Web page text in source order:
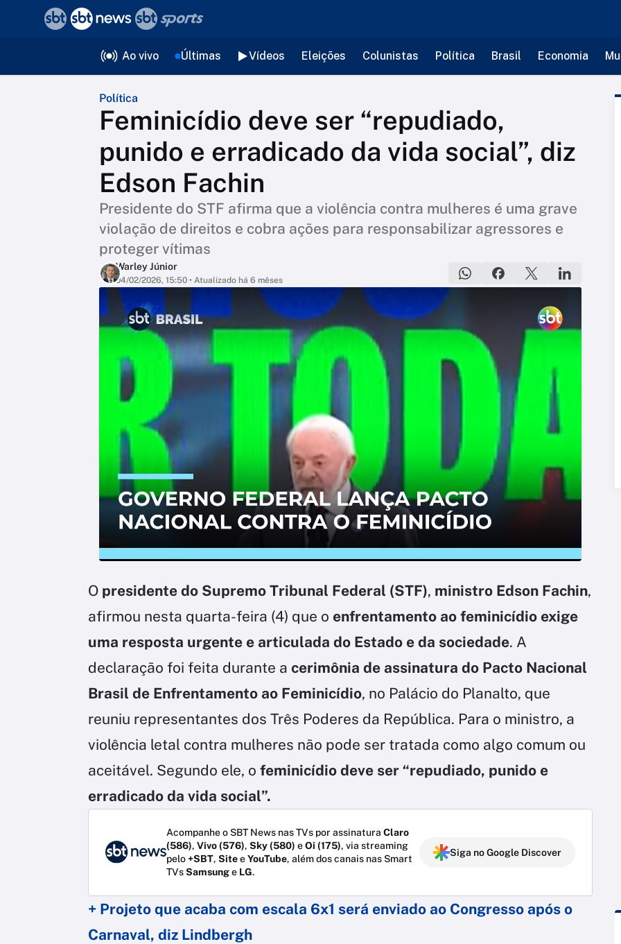
Ao vivo Últimas Vídeos Eleições Colunistas Política Brasil Economia
Política
Feminicídio deve ser “repudiado,
punido e erradicado da vida social”, diz
Edson Fachin
Presidente do STF afirma que a violência contra mulheres é uma grave
violação de direitos e cobra ações para responsabilizar agressores e
proteger vítimas
Warley Júnior
04/02/2026, 15:50 • Atualizado há 6 mêses
O presidente do Supremo Tribunal Federal (STF), ministro Edson Fachin,
afirmou nesta quarta-feira (4) que o enfrentamento ao feminicídio exige
uma resposta urgente e articulada do Estado e da sociedade. A
declaração foi feita durante a cerimônia de assinatura do Pacto Nacional
Brasil de Enfrentamento ao Feminicídio, no Palácio do Planalto, que
reuniu representantes dos Três Poderes da República. Para o ministro, a
violência letal contra mulheres não pode ser tratada como algo comum ou
aceitável. Segundo ele, o feminicídio deve ser “repudiado, punido e
erradicado da vida social”.
Acompanhe o SBT News nas TVs por assinatura Claro
(586), Vivo (576), Sky (580) eOi (175), via streaming
pelo+SBT, SiteeYouTube, além dos canais nas Smart
TVsSamsunge LG.
Siga no Google Discover
+ Projeto que acaba com escala 6x1 será enviado ao Congresso após o
Carnaval, diz Lindbergh
voltar
Editorias